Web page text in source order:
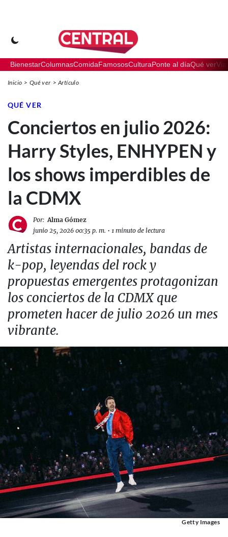
BienestarColumnasComidaFamososCulturaPonte al díaQué ver
Inicio Qué ver Artículo
QUÉ VER
Conciertos en julio 2026:
Harry Styles, ENHYPEN y
los shows imperdibles de
la CDMX
Por: Alma Gómez
junio 25, 2026 00:35 p. m. • 1 minuto de lectura
Artistas internacionales, bandas de
k-pop, leyendas del rock y
propuestas emergentes protagonizan
los conciertos de la CDMX que
prometen hacer de julio 2026 un mes
vibrante.
Getty Images